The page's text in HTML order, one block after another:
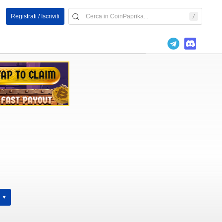
Registrati / Iscriviti